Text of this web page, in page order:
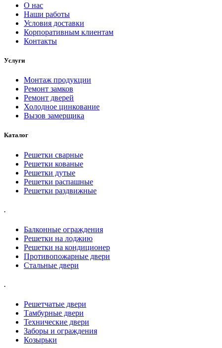
О нас
Наши работы
Условия доставки
Корпоративным клиентам
Контакты
Услуги
Монтаж продукции
Ремонт замков
Ремонт дверей
Холодное цинкование
Вызов замерщика
Каталог
Решетки сварные
Решетки кованые
Решетки дутые
Решетки распашные
Решетки раздвижные
.
Балконные ограждения
Решетки на лоджию
Решетки на кондиционер
Противопожарные двери
Стальные двери
.
Решетчатые двери
Тамбурные двери
Технические двери
Заборы и ограждения
Козырьки